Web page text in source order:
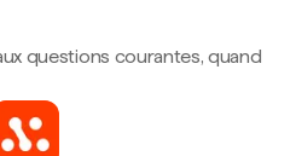
questions courantes, quand